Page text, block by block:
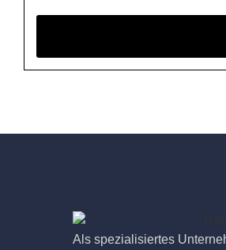
Als spezialisiertes